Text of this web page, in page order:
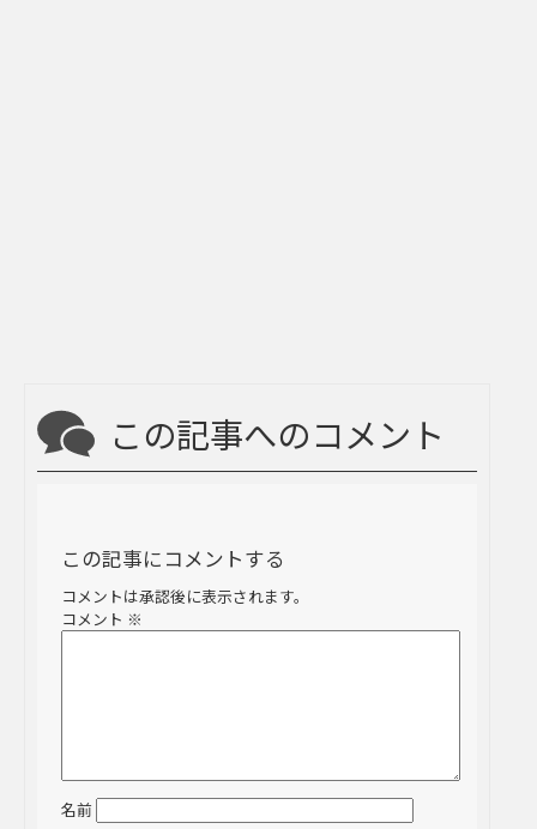
この記事へのコメント
この記事にコメントする
コメントは承認後に表示されます。
コメント ※
名前